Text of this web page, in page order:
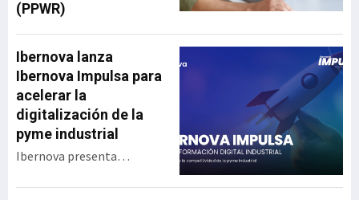
(PPWR)
Ibernova lanza
Ibernova Impulsa para
acelerar la
digitalización de la
pyme industrial
Ibernova presenta
programa de apoyo a la